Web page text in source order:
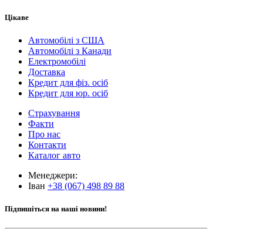
Цікаве
Автомобілі з США
Автомобілі з Канади
Електромобілі
Доставка
Кредит для фіз. осіб
Кредит для юр. осіб
Страхування
Факти
Про нас
Контакти
Каталог авто
Менеджери:
Іван +38 (067) 498 89 88
Підпишіться на наші новини!